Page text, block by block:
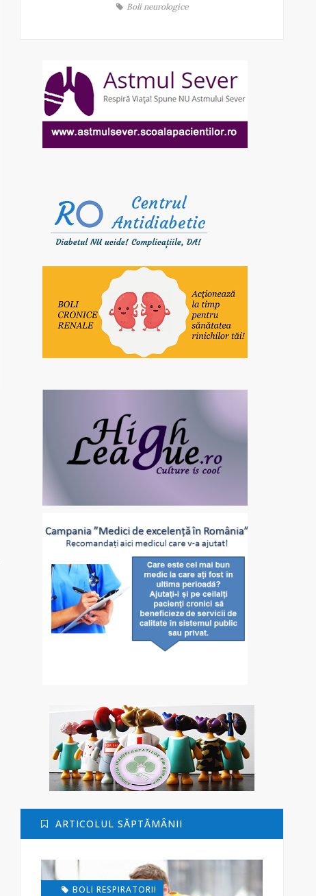
Boli neurologice
ARTICOLUL SĂPTĂMÂNII
BOLI RESPIRATORII